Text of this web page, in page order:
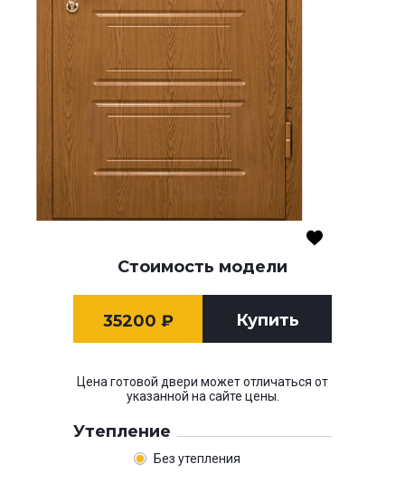
Стоимость модели
35200 ₽ Купить
Цена готовой двери может отличаться от
указанной на сайте цены.
Утепление
Без утепления